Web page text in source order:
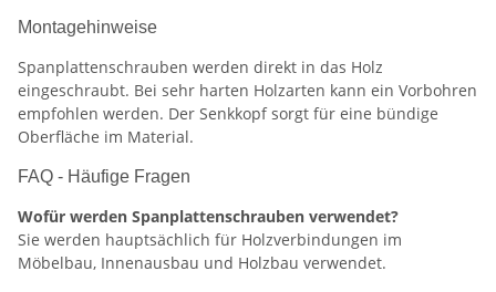
Montagehinweise
Spanplattenschrauben werden direkt in das Holz
eingeschraubt. Bei sehr harten Holzarten kann ein Vorbohren
empfohlen werden. Der Senkkopf sorgt für eine bündige
Oberfläche im Material.
FAQ - Häufige Fragen
Wofür werden Spanplattenschrauben verwendet?
Sie werden hauptsächlich für Holzverbindungen im
Möbelbau, Innenausbau und Holzbau verwendet.